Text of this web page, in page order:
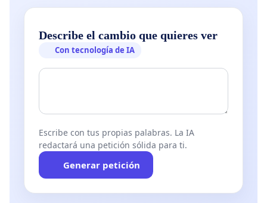
Describe el cambio que quieres ver
Con tecnología de IA
Escribe con tus propias palabras. La IA
redactará una petición sólida para ti.
Generar petición